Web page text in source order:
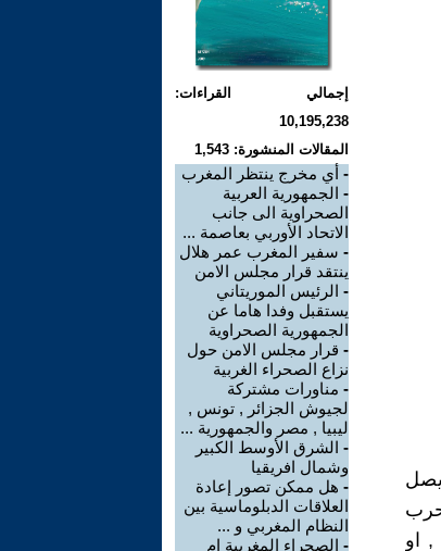
, او
إجمالي القراءات:
10,195,238
المقالات المنشورة: 1,543
- أي مخرج ينتظر المغرب
- الجمهورية العربية
الصحراوية الى جانب
الاتحاد الأوربي بعاصمة ...
- سفير المغرب عمر هلال
ينتقد قرار مجلس الامن
- الرئيس الموريتاني
يستقبل وفدا هاما عن
الجمهورية الصحراوية
- قرار مجلس الامن حول
نزاع الصحراء الغربية
- مناورات مشتركة
لجيوش الجزائر , تونس ,
ليبيا , مصر والجمهورية ...
- الشرق الأوسط الكبير
وشمال افريقيا
- هل ممكن تصور إعادة
العلاقات الدبلوماسية بين
النظام المغربي و ...
- الصحراء المغربية ام